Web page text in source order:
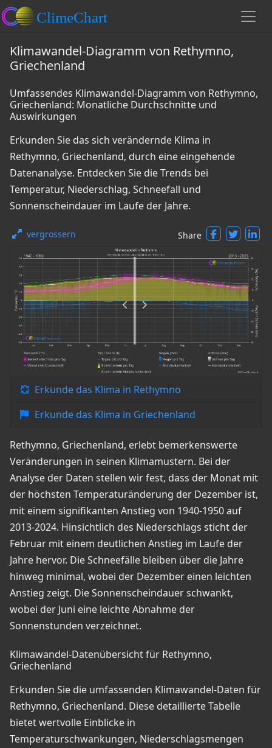
Klimawandel-Diagramm von Rethymno,
Griechenland
Umfassendes Klimawandel-Diagramm von Rethymno,
Griechenland: Monatliche Durchschnitte und
Auswirkungen
Erkunden Sie das sich verändernde Klima in
Rethymno, Griechenland, durch eine eingehende
Datenanalyse. Entdecken Sie die Trends bei
Temperatur, Niederschlag, Schneefall und
Sonnenscheindauer im Laufe der Jahre.
vergrössern Share
Erkunde das Klima in Rethymno
Erkunde das Klima in Griechenland
Rethymno, Griechenland, erlebt bemerkenswerte
Veränderungen in seinen Klimamustern. Bei der
Analyse der Daten stellen wir fest, dass der Monat mit
der höchsten Temperaturänderung der Dezember ist,
mit einem signifikanten Anstieg von 1940-1950 auf
2013-2024. Hinsichtlich des Niederschlags sticht der
Februar mit einem deutlichen Anstieg im Laufe der
Jahre hervor. Die Schneefälle bleiben über die Jahre
hinweg minimal, wobei der Dezember einen leichten
Anstieg zeigt. Die Sonnenscheindauer schwankt,
wobei der Juni eine leichte Abnahme der
Sonnenstunden verzeichnet.
Klimawandel-Datenübersicht für Rethymno,
Griechenland
Erkunden Sie die umfassenden Klimawandel-Daten für
Rethymno, Griechenland. Diese detaillierte Tabelle
bietet wertvolle Einblicke in
Temperaturschwankungen, Niederschlagsmengen